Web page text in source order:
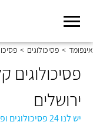
אינפומד > פסיכולוגים >
פסיכולוגים
ירושלים
יש לנו 24 פסיכולוגים ופסיכולוגיות באתר